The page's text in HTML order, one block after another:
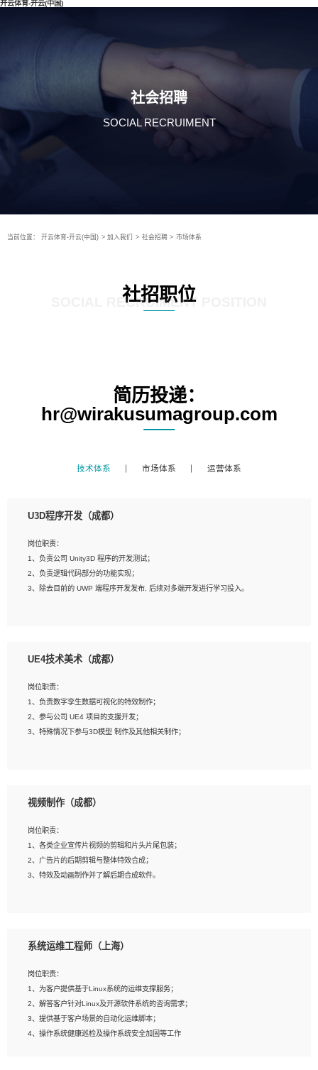
开云体育-开云(中国)
社会招聘
SOCIAL RECRUIMENT
当前位置： 开云体育-开云(中国) > 加入我们 > 社会招聘 > 市场体系
社招职位
SOCIAL RECRUIMENT POSITION
简历投递：
hr@wirakusumagroup.com
技术体系 市场体系 运营体系
U3D程序开发（成都）
岗位职责：
1、负责公司 Unity3D 程序的开发测试；
2、负责逻辑代码部分的功能实现；
3、除去目前的 UWP 端程序开发发布, 后续对多端开发进行学习投入。
2、熟练掌握 Unity3D 程序开发，精通 C# 语言开发；
4、有良好的沟通能力和团队合作意识；
5、开发过 HoloLens 程序者优先。
UE4技术美术（成都）
岗位职责：
1、负责数字孪生数据可视化的特效制作；
2、参与公司 UE4 项目的支援开发；
3、特殊情况下参与3D模型 制作及其他相关制作；
上；
3、想象力丰富, 有一定的艺术审美深度；
4、有良好的场景特效搭建功底；
5、熟悉 3Ds Max 或者 Maya；
6、有良好的沟通能力和团队合作意识；
视频制作（成都）
岗位职责：
1、各类企业宣传片视频的剪辑和片头片尾包装；
2、广告片的后期剪辑与整体特效合成；
3、特效及动画制作并了解后期合成软件。
2、熟练使用After Effect、Photo Shop、熟练掌握视频剪辑和特效包装软件；
4、在剪辑上会思考，有一定编导思维；
5、踏实， 勤奋，愿意在工作中不断学习，提高自我；
6、能与同事友好相处。
系统运维工程师（上海）
岗位职责：
1、为客户提供基于Linux系统的运维支撑服务；
2、解答客户针对Linux及开源软件系统的咨询需求；
3、提供基于客户场景的自动化运维脚本；
4、操作系统健康巡检及操作系统安全加固等工作